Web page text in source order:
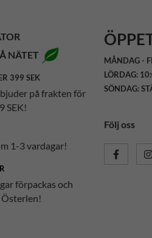
NÄTET
399 SEK
på frakten för
SEK!
1-3 vardagar!
förpackas och
Österlen!
MÅNDAG -
LÖRDAG:
SÖNDAG:
Följ oss